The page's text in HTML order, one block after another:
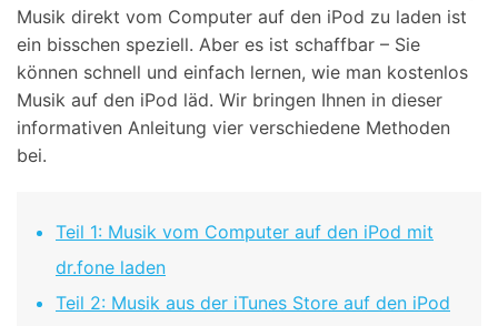
Musik direkt vom Computer auf den iPod zu laden ist
ein bisschen speziell. Aber es ist schaffbar – Sie
können schnell und einfach lernen, wie man kostenlos
Musik auf den iPod läd. Wir bringen Ihnen in dieser
informativen Anleitung vier verschiedene Methoden
bei.
Teil 1: Musik vom Computer auf den iPod mit
dr.fone laden
Teil 2: Musik aus der iTunes Store auf den iPod